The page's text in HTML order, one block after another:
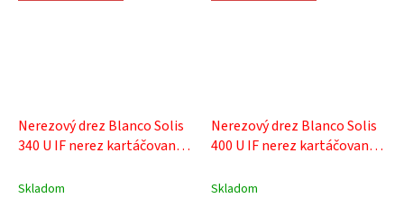
Nerezový drez Blanco Solis
340 U IF nerez kartáčovaný+
Skladom
Nerezový drez Blanco Solis
400 U IF nerez kartáčovaný+
Skladom